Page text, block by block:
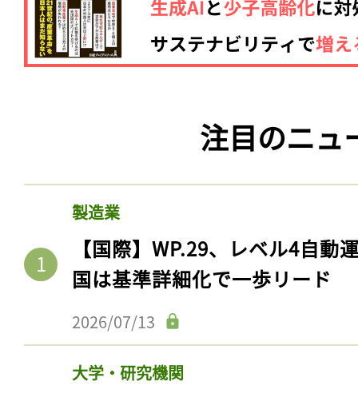
注目のニュ
製造業
【国際】WP.29、レベル4自動
国は基準詳細化で一歩リード
2026/07/13
大学・研究機関